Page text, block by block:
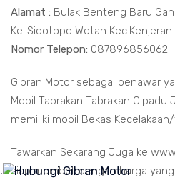
Alamat : Bulak Benteng Baru
Kel.Sidotopo Wetan Kec.Kenjeran
Nomor Telepon: 087896856062
Gibran Motor sebagai penawar
Mobil Tabrakan Tabrakan
memiliki mobil Bekas
Tawarkan Sekarang Juga ke
siap membeli dengan harga
.